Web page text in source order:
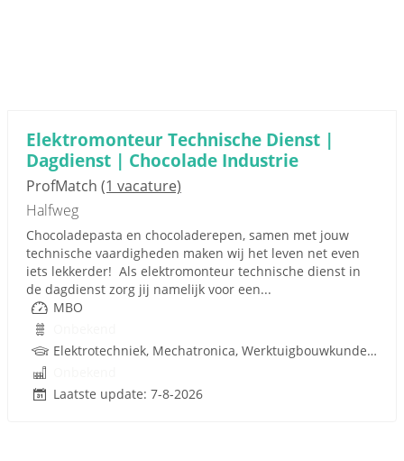
Elektromonteur Technische Dienst |
Dagdienst | Chocolade Industrie
ProfMatch (1 vacature)
Halfweg
Chocoladepasta en chocoladerepen, samen met jouw
technische vaardigheden maken wij het leven net even
iets lekkerder! Als elektromonteur technische dienst in
de dagdienst zorg jij namelijk voor een...
MBO
Elektrotechniek, Mechatronica, Werktuigbouwkunde, Besturingstechniek, Techniek
Laatste update: 7-8-2026